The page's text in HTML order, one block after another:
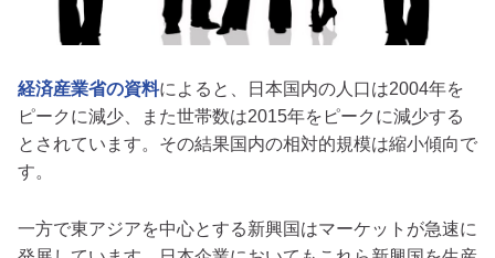
経済産業省の資料によると、日本国内の人口は2004年を
ピークに減少、また世帯数は2015年をピークに減少する
とされています。その結果国内の相対的規模は縮小傾向で
す。
一方で東アジアを中心とする新興国はマーケットが急速に